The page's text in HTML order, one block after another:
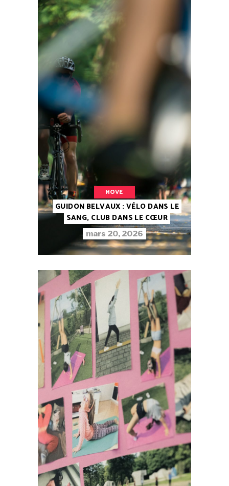
MOVE
GUIDON BELVAUX : VÉLO DANS LE
SANG, CLUB DANS LE CŒUR
mars 20, 2026